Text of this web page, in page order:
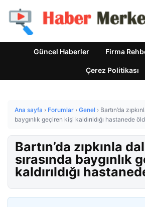
Güncel Haberler Firma
Çerez Politikası
Ana sayfa › Forumlar › Genel › Bartın’da
baygınlık geçiren kişi kaldırıldığı hastanede
Bartın’da zıpkınla
sırasında baygınlık
kaldırıldığı